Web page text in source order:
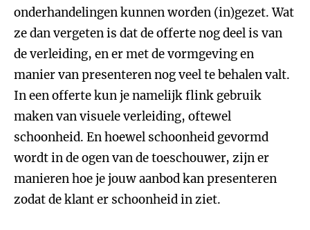
onderhandelingen kunnen worden (in)gezet. Wat
ze dan vergeten is dat de offerte nog deel is van
de verleiding, en er met de vormgeving en
manier van presenteren nog veel te behalen valt.
In een offerte kun je namelijk flink gebruik
maken van visuele verleiding, oftewel
schoonheid. En hoewel schoonheid gevormd
wordt in de ogen van de toeschouwer, zijn er
manieren hoe je jouw aanbod kan presenteren
zodat de klant er schoonheid in ziet.